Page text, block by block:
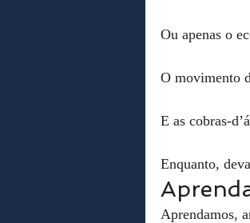
Ou apenas o
O movimento
E as cobras-
Enquanto,
Aprendamos,